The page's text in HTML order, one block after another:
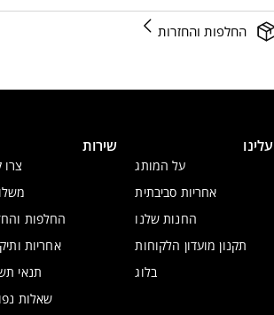
החלפות והחזרות
עלינו
על המותג
אחריות סביבתית
החנות שלנו
תקנון מועדון הלקוחות
בלוג
שירות
החלפות
אחריות
תנאי
שאלות